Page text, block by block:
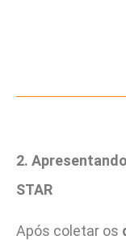
2.
STAR
Após coletar os